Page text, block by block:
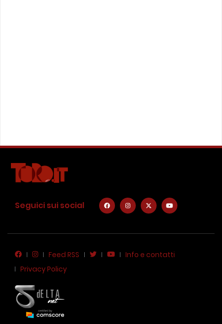
Seguici sui social
Feed RSS
Info e contatti
Privacy Policy